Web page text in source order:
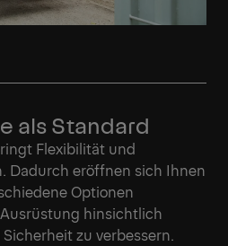
als Standard
Flexibilität und
Dadurch eröffnen sich Ihnen
Optionen
hinsichtlich
zu verbessern.